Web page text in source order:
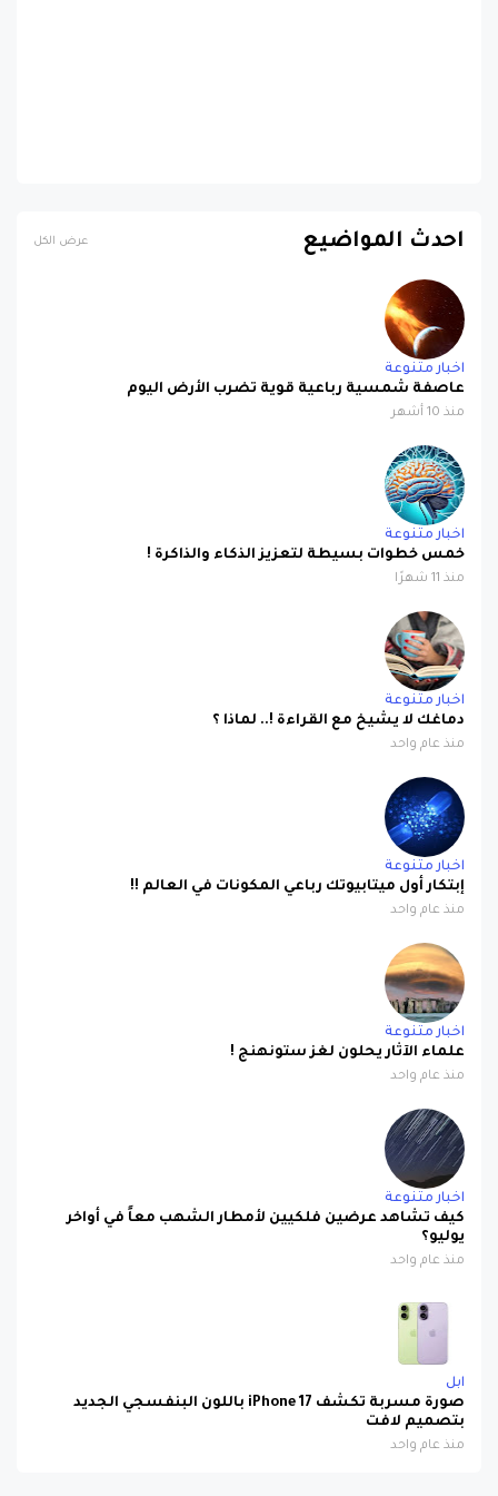
احدث المواضيع عرض الكل
اخبار متنوعة
عاصفة شمسية رباعية قوية تضرب الأرض اليوم
منذ 10 أشهر
اخبار متنوعة
خمس خطوات بسيطة لتعزيز الذكاء والذاكرة !
منذ 11 شهرًا
اخبار متنوعة
دماغك لا يشيخ مع القراءة !.. لماذا ؟
منذ عام واحد
اخبار متنوعة
إبتكار أول ميتابيوتك رباعي المكونات في العالم !!
منذ عام واحد
اخبار متنوعة
علماء الآثار يحلون لغز ستونهنج !
منذ عام واحد
اخبار متنوعة
كيف تشاهد عرضين فلكيين لأمطار الشهب معاً في أواخر
يوليو؟
منذ عام واحد
ابل
صورة مسربة تكشف iPhone 17 باللون البنفسجي الجديد
بتصميم لافت
منذ عام واحد